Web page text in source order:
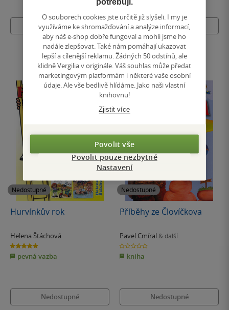
Nedostupné Nedostupné
Nedostupné
Hurvínkův rok
Helena Štáchová
5.0
z
5
hvězdiček
pevná vazba
Nedostupné
Nedostupné
Příběhy ze Človíčkova
Pavel Cmíral & další
0.0
z
5
hvězdiček
kniha
Nedostupné
O souborech cookies jste určitě již slyšeli. I my je
využíváme ke shromažďování a analýze informací,
aby náš e-shop dobře fungoval a mohli jsme ho
nadále zlepšovat. Také nám pomáhají ukazovat
lepší a cílenější reklamu. Žádných 50 odstínů, ale
klidně Vergilia v originále. Váš souhlas může předat
marketingovým platformám i některé vaše osobní
údaje. Ale vše bedlivě hlídáme. Jako naši vlastní
knihovnu!
Zjistit více
Povolit vše
Povolit pouze nezbytné
Nastavení